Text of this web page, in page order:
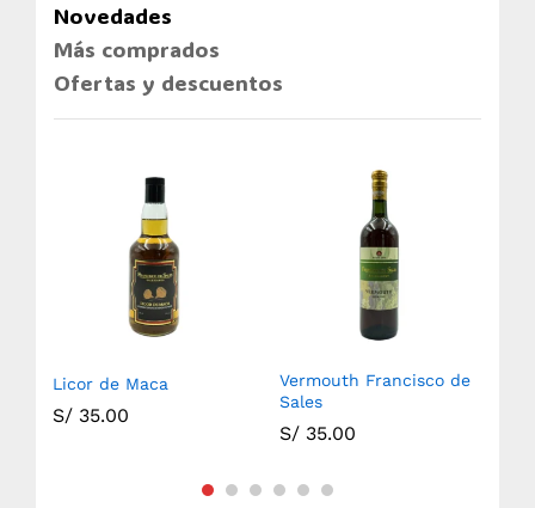
Novedades
Más comprados
Ofertas y descuentos
Licor de Maca
S/ 35.00
Vermouth Francisco de
Sales
S/ 35.00